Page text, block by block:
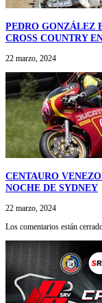
PEDRO GONZÁLEZ
CROSS COUNTRY
22 marzo, 2024
CENTAURO
NOCHE DE SYDNEY
22 marzo, 2024
Los comentarios están